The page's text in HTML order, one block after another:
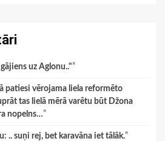
uz Aglonu.."”
patiesi vērojama liela reformēto
tas lielā mērā varētu būt Džona
nopelns…”
.. suņi rej, bet karavāna iet tālāk.”